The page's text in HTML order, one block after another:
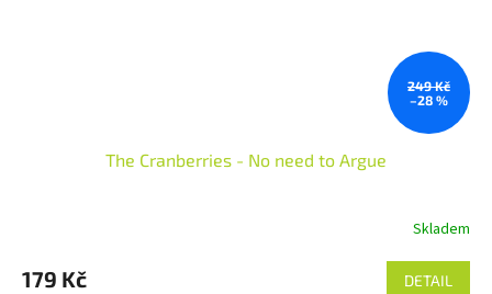
249 Kč
–28 %
The Cranberries - No need to Argue
Skladem
179 Kč DETAIL